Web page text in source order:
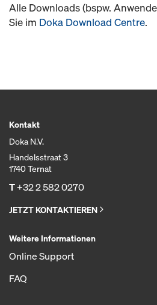
Alle Downloads (bspw.
Sie im Doka Download Centre.
Kontakt
Doka N.V.
Handelsstraat 3
1740 Ternat
T+32 2 582 0270
JETZT KONTAKTIEREN
Weitere Informationen
Online Support
FAQ